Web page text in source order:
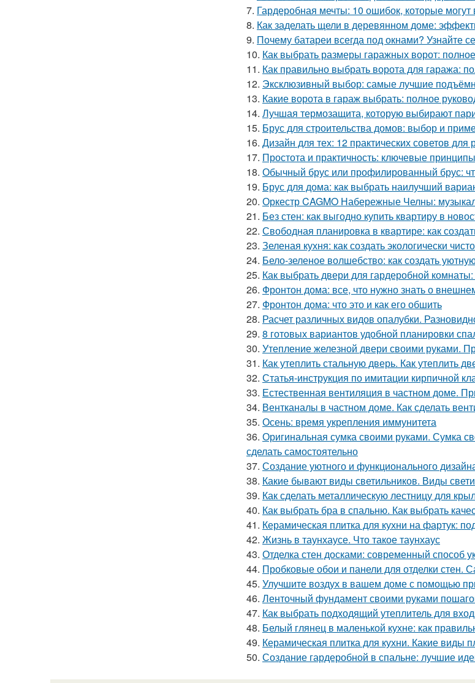
7. Гардеробная мечты: 10 ошибок, которые могут
8. Как заделать щели в деревянном доме:
9. Почему батареи всегда под окнами? Узнайте
10. Как выбрать размеры гаражных ворот:
11. Как правильно выбрать ворота для гаража:
12. Эксклюзивный выбор: самые лучшие
13. Какие ворота в гараж выбрать: полное
14. Лучшая термозащита, которую выбирают
15. Брус для строительства домов: выбор и
16. Дизайн для тех: 12 практических советов для
17. Простота и практичность: ключевые
18. Обычный брус или профилированный брус:
19. Брус для дома: как выбрать наилучший
20. Оркестр CAGMO Набережные Челны:
21. Без стен: как выгодно купить квартиру в
22. Свободная планировка в квартире: как
23. Зеленая кухня: как создать экологически
24. Бело-зеленое волшебство: как создать
25. Как выбрать двери для гардеробной
26. Фронтон дома: все, что нужно знать о
27. Фронтон дома: что это и как его обшить
28. Расчет различных видов опалубки.
29. 8 готовых вариантов удобной планировки
30. Утепление железной двери своими руками.
31. Как утеплить стальную дверь. Как утеплить
32. Статья-инструкция по имитации кирпичной
33. Естественная вентиляция в частном доме.
34. Вентканалы в частном доме. Как сделать
35. Осень: время укрепления иммунитета
36. Оригинальная сумка своими руками. Сумка
сделать самостоятельно
37. Создание уютного и функционального
38. Какие бывают виды светильников. Виды
39. Как сделать металлическую лестницу для
40. Как выбрать бра в спальню. Как выбрать
41. Керамическая плитка для кухни на фартук:
42. Жизнь в таунхаусе. Что такое таунхаус
43. Отделка стен досками: современный способ
44. Пробковые обои и панели для отделки стен.
45. Улучшите воздух в вашем доме с помощью
46. Ленточный фундамент своими руками
47. Как выбрать подходящий утеплитель для
48. Белый глянец в маленькой кухне: как
49. Керамическая плитка для кухни. Какие виды
50. Создание гардеробной в спальне: лучшие